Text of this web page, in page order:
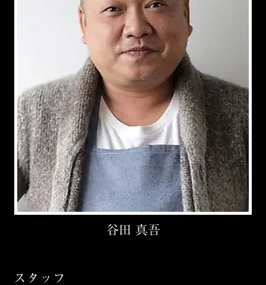
谷田 真吾
スタッフ